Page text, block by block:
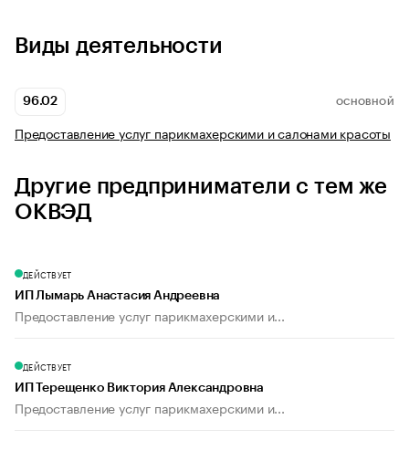
Виды деятельности
96.02 ОСНОВНОЙ
Предоставление услуг парикмахерскими и салонами красоты
Другие предприниматели с тем же
ОКВЭД
ДЕЙСТВУЕТ
ИП Лымарь Анастасия Андреевна
Предоставление услуг парикмахерскими и...
ДЕЙСТВУЕТ
ИП Терещенко Виктория Александровна
Предоставление услуг парикмахерскими и...